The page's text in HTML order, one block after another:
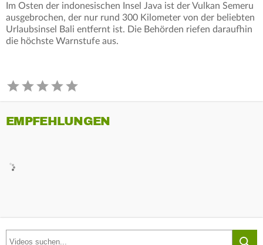
Im Osten der indonesischen Insel Java ist der Vulkan Semeru
ausgebrochen, der nur rund 300 Kilometer von der beliebten
Urlaubsinsel Bali entfernt ist. Die Behörden riefen daraufhin
die höchste Warnstufe aus.
EMPFEHLUNGEN